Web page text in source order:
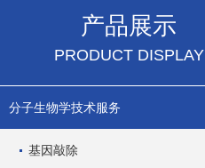
产品展示
PRODUCT DISPLAY
分子生物学技术服务
基因敲除